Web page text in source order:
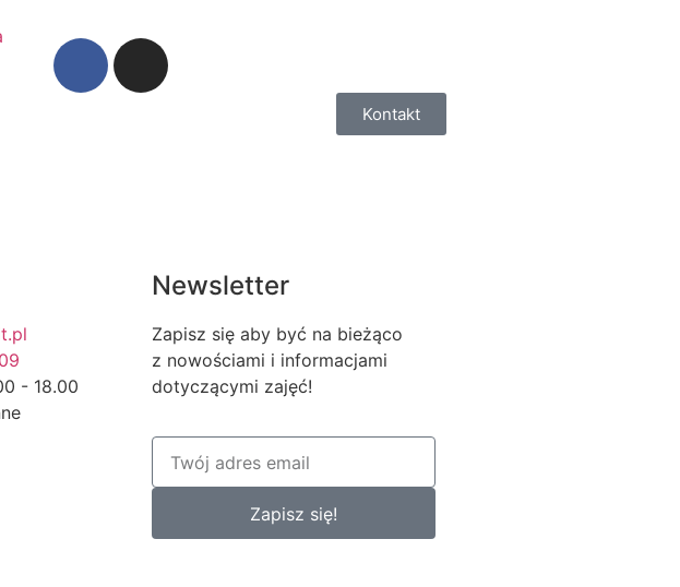
Kontakt
- 18.00
Newsletter
Zapisz się aby być na bieżąco
z nowościami i informacjami
dotyczącymi zajęć!
Zapisz się!